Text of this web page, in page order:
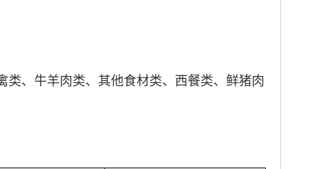
、牛羊肉类、其他食材类、西餐类、鲜猪肉